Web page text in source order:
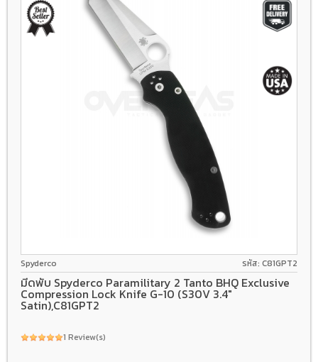
CPM S30V
Spyderco รหัส: C81GPT2
มีดพับ Spyderco Paramilitary 2 Tanto BHQ Exclusive
Compression Lock Knife G-10 (S30V 3.4"
Satin),C81GPT2
1 Review(s)